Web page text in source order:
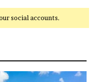
social accounts.